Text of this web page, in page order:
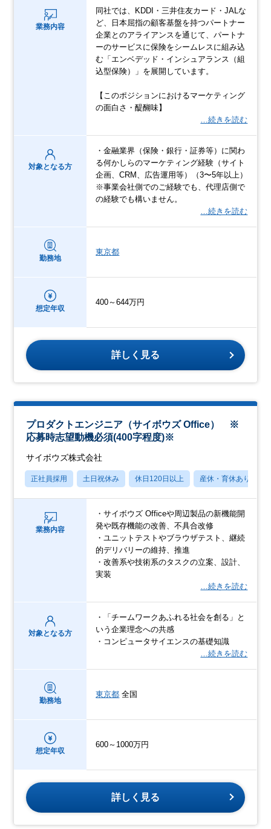
業務内容
同社では、KDDI・三井住友カード・JALな
ど、日本屈指の顧客基盤を持つパートナー
企業とのアライアンスを通じて、パートナ
ーのサービスに保険をシームレスに組み込
む「エンベデッド・インシュアランス（組
込型保険）」を展開しています。
【このポジションにおけるマーケティング
の面白さ・醍醐味】
…続きを読む
対象となる方
・金融業界（保険・銀行・証券等）に関わ
る何かしらのマーケティング経験（サイト
企画、CRM、広告運用等）（3〜5年以上）
※事業会社側でのご経験でも、代理店側で
の経験でも構いません。
…続きを読む
勤務地
東京都
想定年収
400～644万円
詳しく見る
プロダクトエンジニア（サイボウズ Office） ※
応募時志望動機必須(400字程度)※
サイボウズ株式会社
正社員採用 土日祝休み 休日120日以上 産休・育休あり
業務内容
・サイボウズ Officeや周辺製品の新機能開
発や既存機能の改善、不具合改修
・ユニットテストやブラウザテスト、継続
的デリバリーの維持、推進
・改善系や技術系のタスクの立案、設計、
実装
…続きを読む
対象となる方
・「チームワークあふれる社会を創る」と
いう企業理念への共感
・コンピュータサイエンスの基礎知識
…続きを読む
勤務地
東京都 全国
想定年収
600～1000万円
詳しく見る